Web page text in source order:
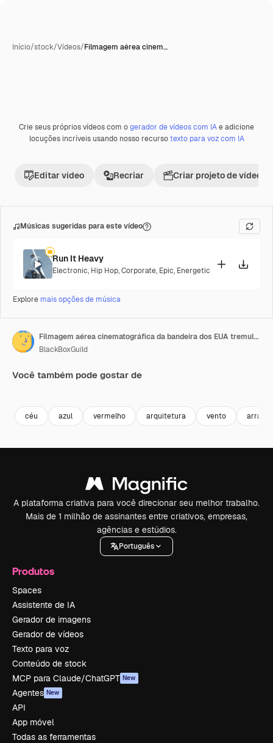
Início/stock/Vídeos/Filmagem aérea cinem…
Premium
Crie seus próprios vídeos com ogerador de vídeos com IAe adicione
locuções incríveis usando nosso recursotexto para voz com IA
Editar vídeo Recriar Criar projeto de vídeo
Músicas sugeridas para este vídeo
Run It Heavy
Electronic, Hip Hop,Corporate, Epic, Energetic
Explore mais opções de música
Filmagem aérea cinematográfica da bandeira dos EUA tremulando ao vento com o Empire State Building ao fundo
BlackBoxGuild
Você também pode gostar de
céu azul vermelho arquitetura vento
A plataforma criativa para você direcionar seu melhor trabalho.
Mais de 1 milhão de assinantes entre criativos, empresas,
agências e estúdios.
Português
Produtos
Spaces
Assistente de IA
Gerador de imagens
Gerador de vídeos
Texto para voz
Conteúdo de stock
MCP para Claude/ChatGPT New
Agentes New
API
App móvel
Todas as ferramentas